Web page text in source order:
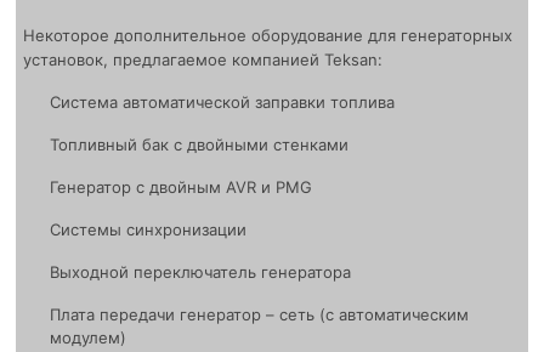
Некоторое дополнительное оборудование для генераторных
установок, предлагаемое компанией Teksan:
Система автоматической заправки топлива
Топливный бак с двойными стенками
Генератор с двойным AVR и PMG
Системы синхронизации
Выходной переключатель генератора
Плата передачи генератор – сеть (с автоматическим
модулем)